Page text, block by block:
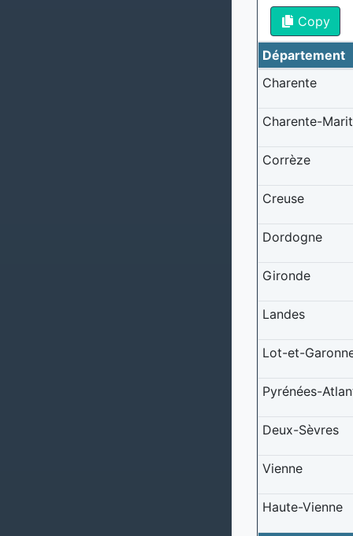
Copy
Département
Charente
Charente-
Corrèze
Creuse
Dordogne
Gironde
Landes
Lot-et-
Pyrénées-
Deux-Sèvres
Vienne
Haute-Vienne